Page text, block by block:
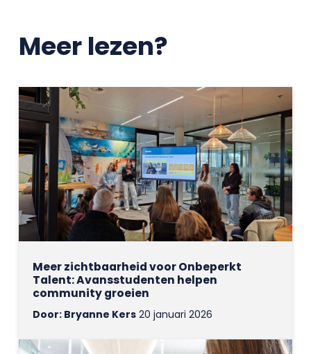
Meer lezen?
Meer zichtbaarheid voor Onbeperkt
Talent: Avansstudenten helpen
community groeien
Door: Bryanne Kers20 januari 2026